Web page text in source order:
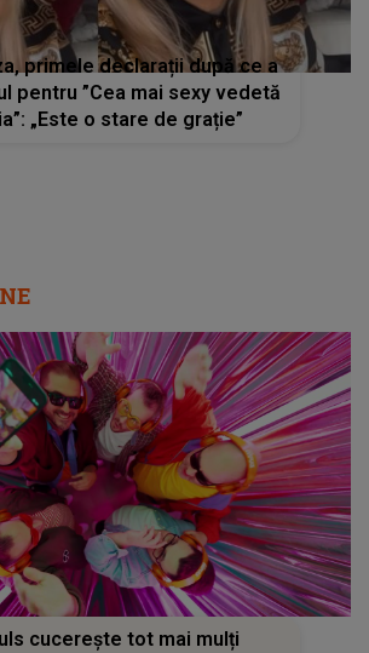
primele declarații după ce a
pentru ”Cea mai sexy vedetă
„Este o stare de grație”
cucerește tot mai mulți